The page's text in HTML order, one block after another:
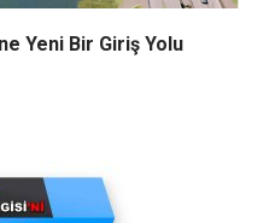
Yeni Bir Giriş Yolu